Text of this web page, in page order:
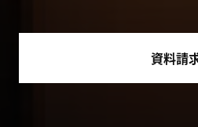
資料請